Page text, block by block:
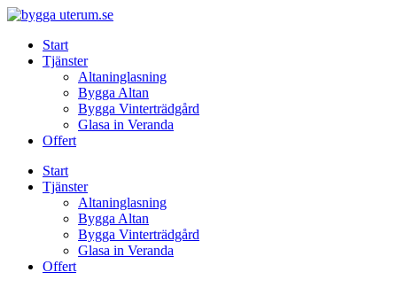
Skip
contentStart
Tjänster
Altaninglasning
Bygga Altan
Bygga Vinterträdgård
Glasa in Veranda
Offert
Start
Tjänster
Altaninglasning
Bygga Altan
Bygga Vinterträdgård
Glasa in Veranda
Offert